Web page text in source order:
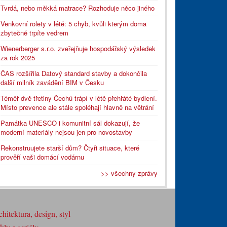
Tvrdá, nebo měkká matrace? Rozhoduje něco jiného
Venkovní rolety v létě: 5 chyb, kvůli kterým doma
zbytečně trpíte vedrem
Wienerberger s.r.o. zveřejňuje hospodářský výsledek
za rok 2025
ČAS rozšířila Datový standard stavby a dokončila
další milník zavádění BIM v Česku
Téměř dvě třetiny Čechů trápí v létě přehřáté bydlení.
Místo prevence ale stále spoléhají hlavně na větrání
Památka UNESCO i komunitní sál dokazují, že
moderní materiály nejsou jen pro novostavby
Rekonstruujete starší dům? Čtyři situace, které
prověří vaši domácí vodárnu
>> všechny zprávy
design, styl